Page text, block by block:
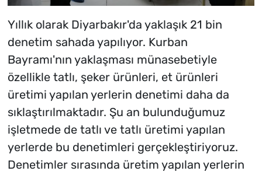
Yıllık olarak Diyarbakır'da yaklaşık 21 bin
denetim sahada yapılıyor. Kurban
Bayramı'nın yaklaşması münasebetiyle
özellikle tatlı, şeker ürünleri, et ürünleri
üretimi yapılan yerlerin denetimi daha da
sıklaştırılmaktadır. Şu an bulunduğumuz
işletmede de tatlı ve tatlı üretimi yapılan
yerlerde bu denetimleri gerçekleştiriyoruz.
Denetimler sırasında üretim yapılan yerlerin